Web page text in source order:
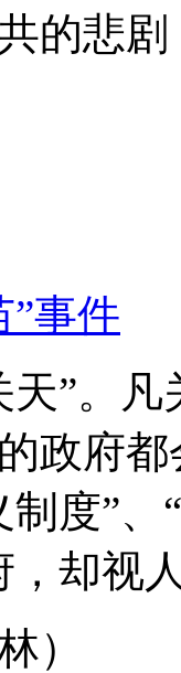
的悲
事件
天”。
政府
度”
，却视
）